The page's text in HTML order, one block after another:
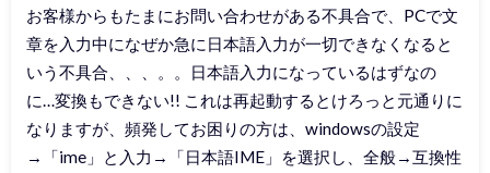
お客様からもたまにお問い合わせがある不具合で、PCで文
章を入力中になぜか急に日本語入力が一切できなくなると
いう不具合、、、。。日本語入力になっているはずなの
に…変換もできない!! これは再起動するとけろっと元通りに
なりますが、頻発してお困りの方は、windowsの設定
→「ime」と入力→「日本語IME」を選択し、全般→互換性